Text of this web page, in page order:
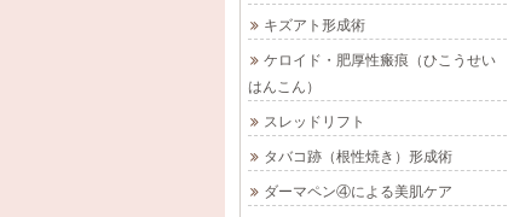
キズアト形成術/にしや
ケロイド・肥厚性瘢痕
キズアト形成術
ケロイド・肥厚性瘢痕（ひこうせい
はんこん）
スレッドリフト
タバコ跡（根性焼き）形成術
ダーマペン④による美肌ケア